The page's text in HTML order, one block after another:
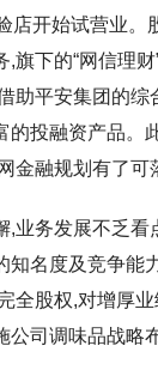
店开始试营业
,旗下的“网信理
助平安集团的
的投融资产品。
金融规划有了可
,业务发展不乏
知名度及竞争能
全股权,对增厚
司调味品战略